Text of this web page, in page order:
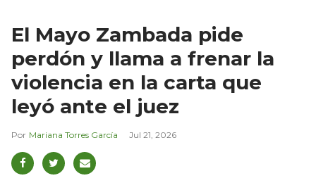
El Mayo Zambada pide
perdón y llama a frenar la
violencia en la carta que
leyó ante el juez
Mariana Torres García Jul 21, 2026